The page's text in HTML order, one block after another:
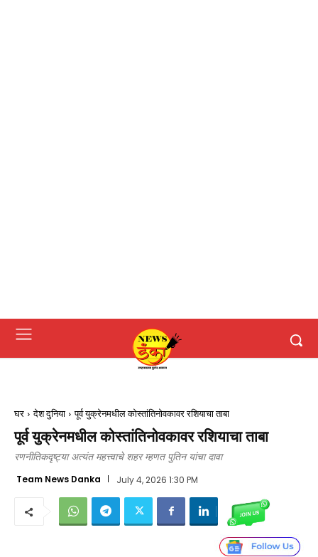
घर देश दुनिया पूर्व युक्रेनमधील कोस्तांतिनोवकावर रशियाचा ताबा
पूर्व युक्रेनमधील कोस्तांतिनोवकावर रशियाचा ताबा
रणनीतिकदृष्ट्या अत्यंत महत्त्वाचे शहर म्हणत पुतिन यांचा दावा
Team News Danka July 4, 2026 1:30 PM